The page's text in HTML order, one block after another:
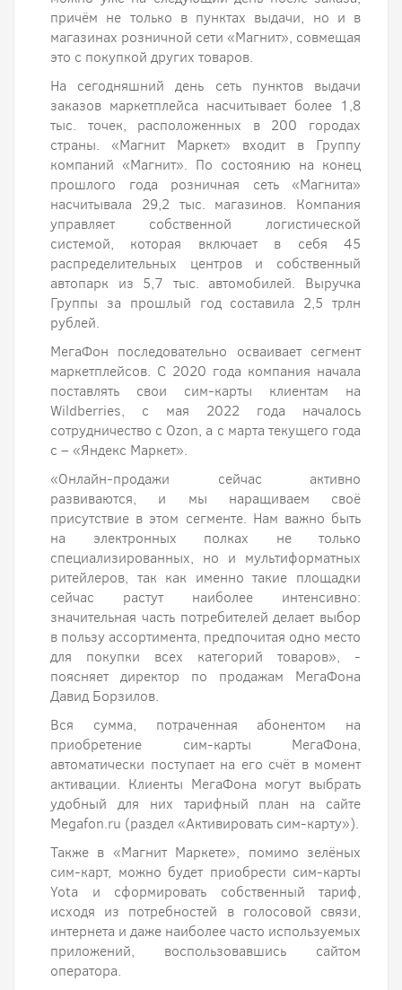
причём не только в пунктах выдачи, но и в
магазинах розничной сети «Магнит», совмещая
это с покупкой других товаров.
На сегодняшний день сеть пунктов выдачи
заказов маркетплейса насчитывает более 1,8
тыс. точек, расположенных в 200 городах
страны. «Магнит Маркет» входит в Группу
компаний «Магнит». По состоянию на конец
прошлого года розничная сеть «Магнита»
насчитывала 29,2 тыс. магазинов. Компания
управляет собственной логистической
системой, которая включает в себя 45
распределительных центров и собственный
автопарк из 5,7 тыс. автомобилей. Выручка
Группы за прошлый год составила 2,5 трлн
рублей.
МегаФон последовательно осваивает сегмент
маркетплейсов. С 2020 года компания начала
поставлять свои сим-карты клиентам на
Wildberries, с мая 2022 года началось
сотрудничество с Ozon, а с марта текущего года
с – «Яндекс Маркет».
«Онлайн-продажи сейчас активно
развиваются, и мы наращиваем своё
присутствие в этом сегменте. Нам важно быть
на электронных полках не только
специализированных, но и мультиформатных
ритейлеров, так как именно такие площадки
сейчас растут наиболее интенсивно:
значительная часть потребителей делает выбор
в пользу ассортимента, предпочитая одно место
для покупки всех категорий товаров», -
поясняет директор по продажам МегаФона
Давид Борзилов.
Вся сумма, потраченная абонентом на
приобретение сим-карты МегаФона,
автоматически поступает на его счёт в момент
активации. Клиенты МегаФона могут выбрать
удобный для них тарифный план на сайте
Megafon.ru (раздел «Активировать сим-карту»).
Также в «Магнит Маркете», помимо зелёных
сим-карт, можно будет приобрести сим-карты
Yota и сформировать собственный тариф,
исходя из потребностей в голосовой связи,
интернета и даже наиболее часто используемых
приложений, воспользовавшись сайтом
оператора.